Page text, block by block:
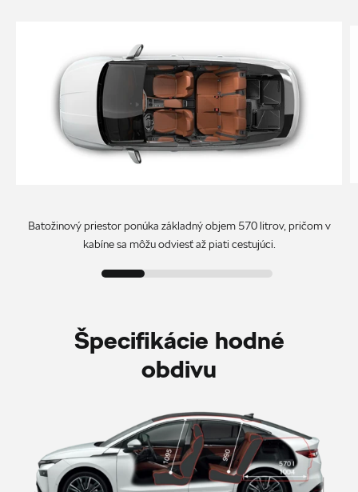
Batožinový priestor ponúka základný objem 570 litrov, pričom v
kabíne sa môžu odviesť až piati cestujúci.
Špecifikácie hodné
obdivu